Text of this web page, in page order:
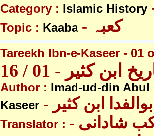
Category : Islamic History
Topic : Kaaba - کعبہ
Tareekh Ibn-e-Kaseer - 01
ابن کثیر - 01 / 16
Author : Imad-ud-din Abul
Kaseer
ابن کثیر
Translator : شادانی